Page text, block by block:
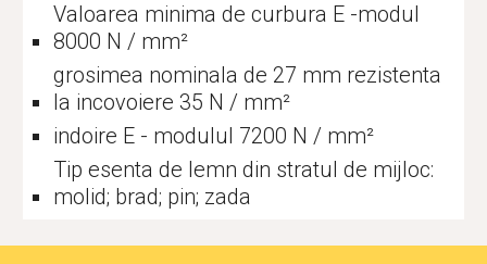
Valoarea minima de curbura E -modul
8000 N / mm²
grosimea nominala de 27 mm rezistenta
la incovoiere 35 N / mm²
indoire E - modulul 7200 N / mm²
Tip esenta de lemn din stratul de mijloc:
molid; brad; pin; zada